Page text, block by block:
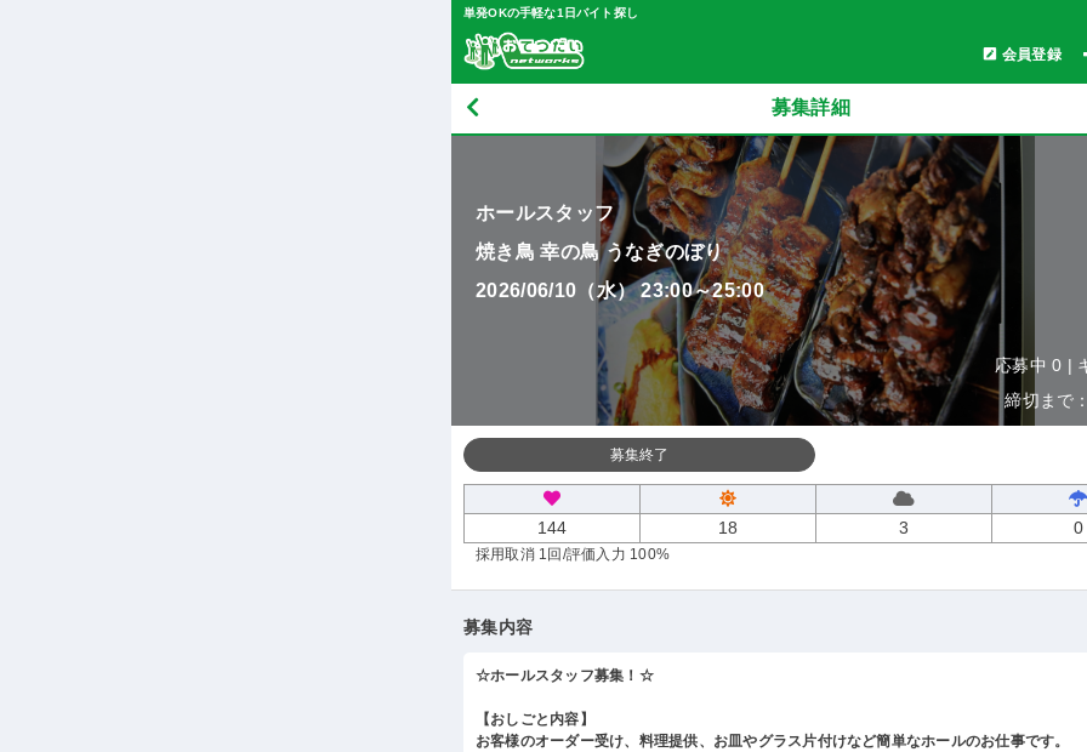
単発OKの手軽な1日バイト探し
会員登録
募集詳細
ホールスタッフ
焼き鳥 幸の鳥 うなぎのぼり
2026/06/10（水） 23:00～25:00
応募中 0 |
締切まで
募集終了
144 18 3 0
採用取消 1回 /評価入力 100%
募集内容
☆ホールスタッフ募集！☆
【おしごと内容】
お客様のオーダー受け、料理提供、お皿やグラス片付けなど簡単なホールのお仕事です。